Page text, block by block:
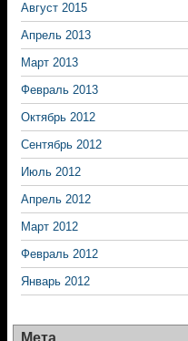
Август 2015
Апрель 2013
Март 2013
Февраль 2013
Октябрь 2012
Сентябрь 2012
Июль 2012
Апрель 2012
Март 2012
Февраль 2012
Январь 2012
Мета